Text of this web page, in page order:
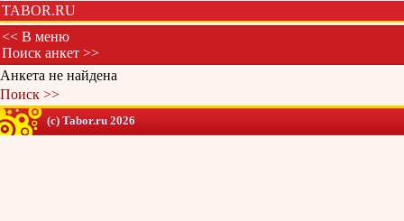
TABOR.RU
<< В меню
Поиск анкет >>
Анкета не найдена
Поиск >>
(c) Tabor.ru 2026